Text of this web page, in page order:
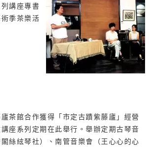
講座專書
季茶樂活
茶館合作獲得「市定古蹟紫藤廬」經營
座系列定期在此舉行。舉辦定期古琴音
絲絃琴社）、南管音樂會（王心心的心